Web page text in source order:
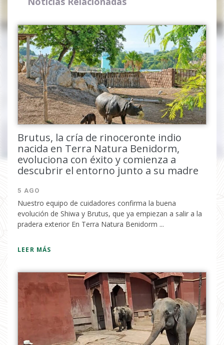
Completa el formulario y
recibirás tu código por email.
He leido y acepto lapolítica de
Brutus, la cría de rinoceronte indio
nacida en Terra Natura Benidorm,
evoluciona con éxito y comienza a
descubrir el entorno junto a su madre
5 AGO
Nuestro equipo de cuidadores confirma la buena
evolución de Shiwa y Brutus, que ya empiezan a salir a la
pradera exterior En Terra Natura Benidorm ...
LEER MÁS